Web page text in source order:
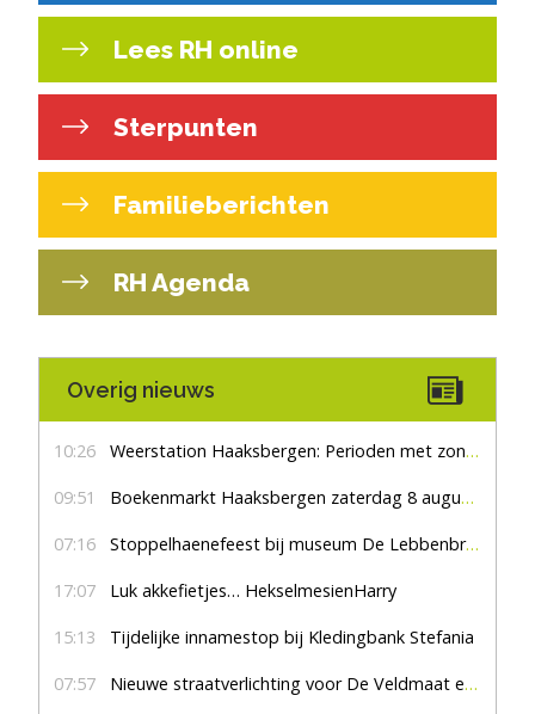
Lees RH online
Sterpunten
Familieberichten
RH Agenda
Overig nieuws
10:26 Weerstation Haaksbergen: Perioden met zon en droog
09:51 Boekenmarkt Haaksbergen zaterdag 8 augustus, marktplein Haaksbergen
07:16 Stoppelhaenefeest bij museum De Lebbenbrugge
17:07 Luk akkefietjes… HekselmesienHarry
15:13 Tijdelijke innamestop bij Kledingbank Stefania
07:57 Nieuwe straatverlichting voor De Veldmaat en De Pas